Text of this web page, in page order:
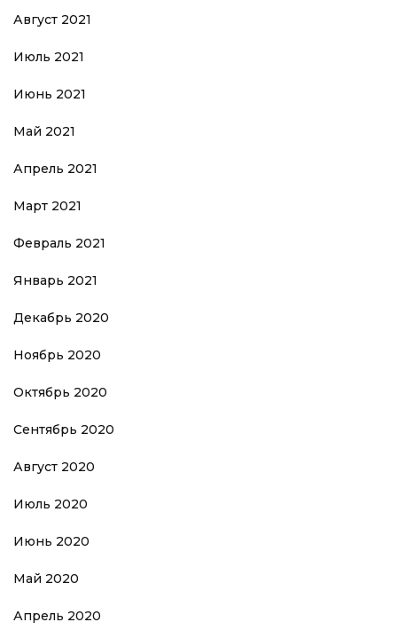
Август 2021
Июль 2021
Июнь 2021
Май 2021
Апрель 2021
Март 2021
Февраль 2021
Январь 2021
Декабрь 2020
Ноябрь 2020
Октябрь 2020
Сентябрь 2020
Август 2020
Июль 2020
Июнь 2020
Май 2020
Апрель 2020